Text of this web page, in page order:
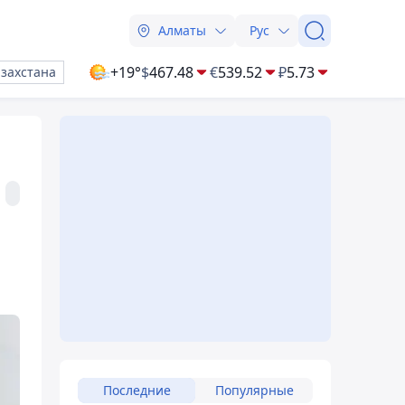
Алматы Рус
+19°$467.48 €539.52 ₽5.73
Последние Популярные